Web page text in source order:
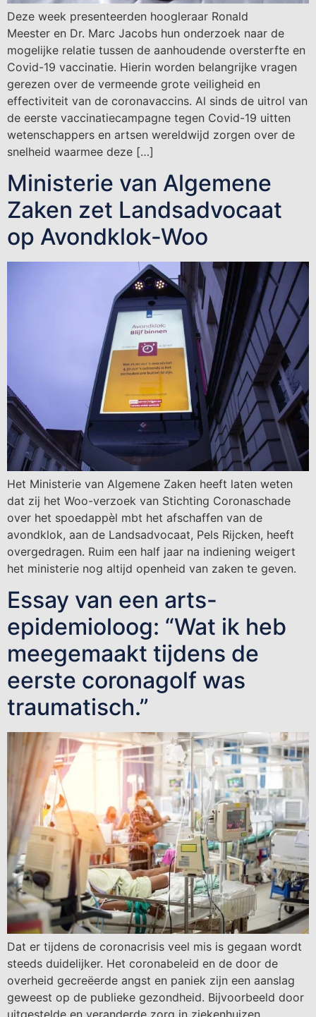
Deze week presenteerden hoogleraar Ronald
Meester en Dr. Marc Jacobs hun onderzoek naar de
mogelijke relatie tussen de aanhoudende oversterfte en
Covid-19 vaccinatie. Hierin worden belangrijke vragen
gerezen over de vermeende grote veiligheid en
effectiviteit van de coronavaccins. Al sinds de uitrol van
de eerste vaccinatiecampagne tegen Covid-19 uitten
wetenschappers en artsen wereldwijd zorgen over de
snelheid waarmee deze […]
Ministerie van Algemene
Zaken zet Landsadvocaat
op Avondklok-Woo
Het Ministerie van Algemene Zaken heeft laten weten
dat zij het Woo-verzoek van Stichting Coronaschade
over het spoedappèl mbt het afschaffen van de
avondklok, aan de Landsadvocaat, Pels Rijcken, heeft
overgedragen. Ruim een half jaar na indiening weigert
het ministerie nog altijd openheid van zaken te geven.
Essay van een arts-
epidemioloog: “Wat ik heb
meegemaakt tijdens de
eerste coronagolf was
traumatisch.”
Dat er tijdens de coronacrisis veel mis is gegaan wordt
steeds duidelijker. Het coronabeleid en de door de
overheid gecreëerde angst en paniek zijn een aanslag
geweest op de publieke gezondheid. Bijvoorbeeld door